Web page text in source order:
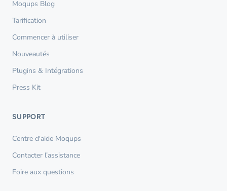
Moqups Blog
Tarification
Commencer à utiliser
Nouveautés
Plugins & Intégrations
Press Kit
SUPPORT
Centre d'aide Moqups
Contacter l’assistance
Foire aux questions